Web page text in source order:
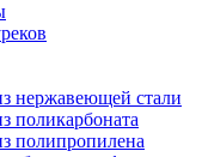
нержавеющей стали
поликарбоната
полипропилена